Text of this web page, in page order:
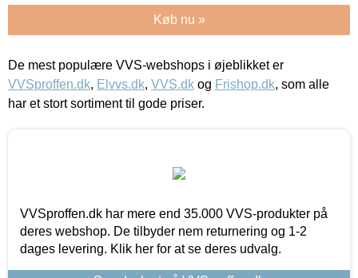
Køb nu »
De mest populære VVS-webshops i øjeblikket er
VVSproffen.dk, Elvvs.dk, VVS.dk og Frishop.dk, som alle
har et stort sortiment til gode priser.
VVSproffen.dk har mere end 35.000 VVS-produkter på
deres webshop. De tilbyder nem returnering og 1-2
dages levering. Klik her for at se deres udvalg.